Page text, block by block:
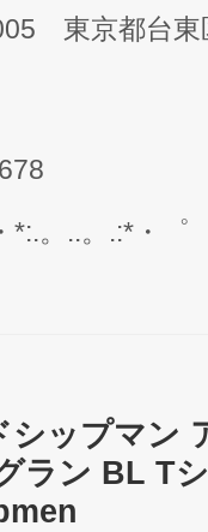
東京都台
*:.。..。.:*・
シップマン
ラン BL T